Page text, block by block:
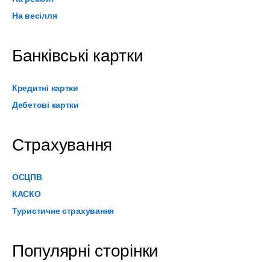
На весілля
Банківські картки
Кредитні картки
Дебетові картки
Страхування
ОСЦПВ
КАСКО
Туристичне страхування
Популярні сторінки